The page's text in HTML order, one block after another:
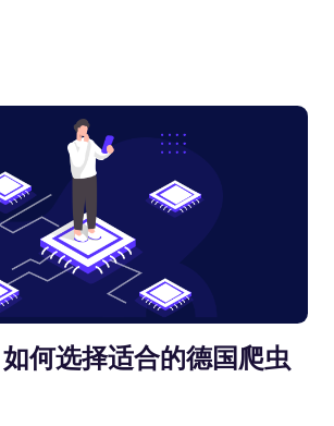
何选择适合的德国爬虫